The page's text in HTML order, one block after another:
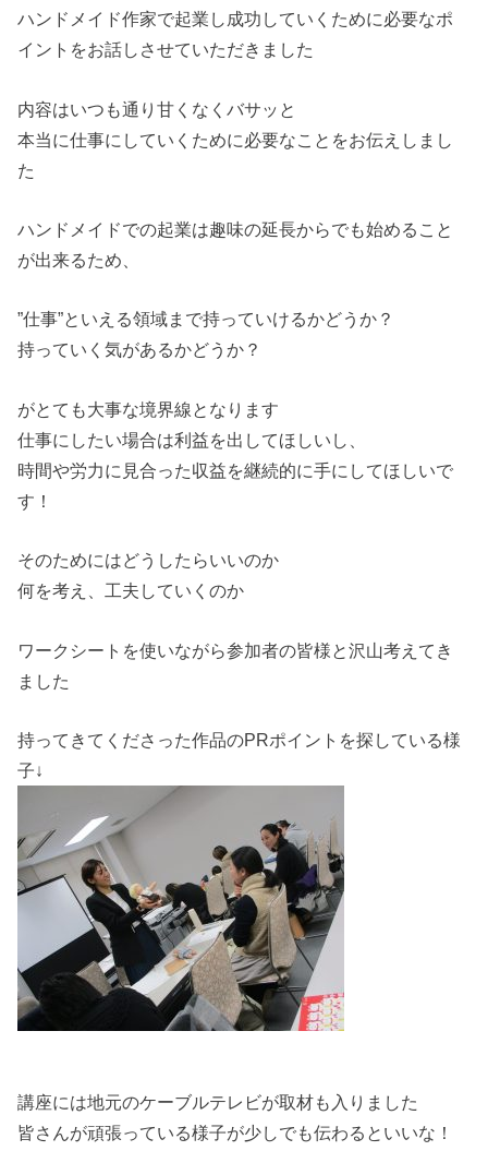
ハンドメイド作家で起業し成功していくために必要なポ
イントをお話しさせていただきました
内容はいつも通り甘くなくバサッと
本当に仕事にしていくために必要なことをお伝えしまし
た
ハンドメイドでの起業は趣味の延長からでも始めること
が出来るため、
”仕事”といえる領域まで持っていけるかどうか？
持っていく気があるかどうか？
がとても大事な境界線となります
仕事にしたい場合は利益を出してほしいし、
時間や労力に見合った収益を継続的に手にしてほしいで
す！
そのためにはどうしたらいいのか
何を考え、工夫していくのか
ワークシートを使いながら参加者の皆様と沢山考えてき
ました
持ってきてくださった作品のPRポイントを探している様
子↓
講座には地元のケーブルテレビが取材も入りました
皆さんが頑張っている様子が少しでも伝わるといいな！